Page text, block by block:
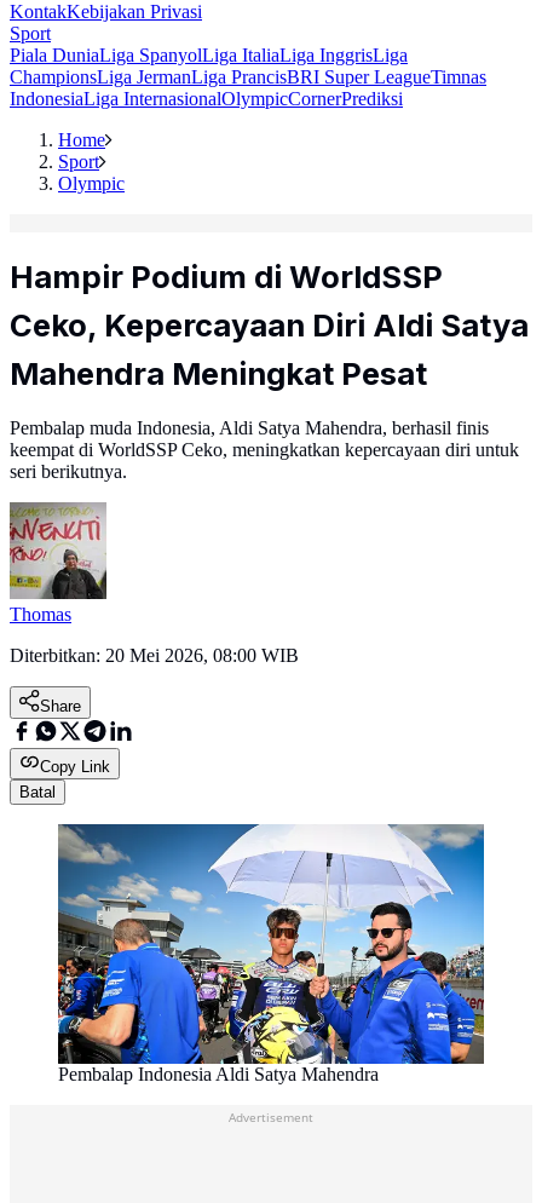
KontakKebijakan Privasi
Sport
Piala DuniaLiga SpanyolLiga ItaliaLiga InggrisLiga
ChampionsLiga JermanLiga PrancisBRI Super LeagueTimnas
IndonesiaLiga InternasionalOlympicCornerPrediksi
Home
Sport
Olympic
Hampir Podium di WorldSSP
Ceko, Kepercayaan Diri Aldi Satya
Mahendra Meningkat Pesat
Pembalap muda Indonesia, Aldi Satya Mahendra, berhasil finis
keempat di WorldSSP Ceko, meningkatkan kepercayaan diri untuk
seri berikutnya.
Thomas
Diterbitkan: 20 Mei 2026, 08:00 WIB
Share
Copy Link
Batal
Pembalap Indonesia Aldi Satya Mahendra
Advertisement